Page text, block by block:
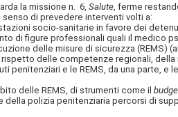
la missione n. 6,Salute , ferme
di prevedere interventi volti a:
socio-sanitarie in favore dei
figure professionali quali il medico
delle misure di sicurezza (REMS)
delle competenze regionali, della
penitenziari e le REMS, da una parte,
delle REMS, di strumenti come il
della polizia penitenziaria percorsi di